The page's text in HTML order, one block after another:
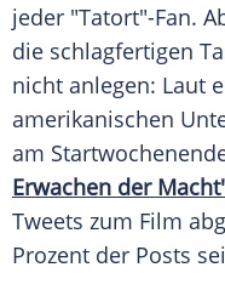
jeder "Tatort"-Fan.
die schlagfertigen
nicht anlegen: Laut
amerikanischen
am
Erwachen der
Tweets zum Film
Prozent der Posts